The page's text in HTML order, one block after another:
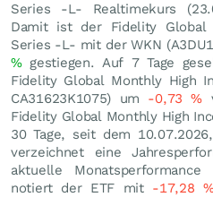
Series -L- Realtimekurs (
Damit ist der Fidelity Global
Series -L- mit der WKN
%gestiegen. Auf 7 Tage
Fidelity Global Monthly High
CA31623K1075) um -0,73%
Fidelity Global Monthly High
30 Tage, seit dem
verzeichnet eine
aktuelle Monatsperformance
notiert der ETF mit -17,28